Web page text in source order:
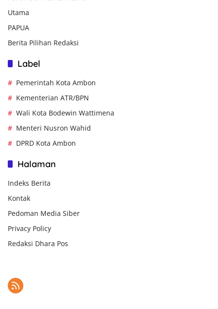
Utama
PAPUA
Berita Pilihan Redaksi
Label
Pemerintah Kota Ambon
Kementerian ATR/BPN
Wali Kota Bodewin Wattimena
Menteri Nusron Wahid
DPRD Kota Ambon
Halaman
Indeks Berita
Kontak
Pedoman Media Siber
Privacy Policy
Redaksi Dhara Pos